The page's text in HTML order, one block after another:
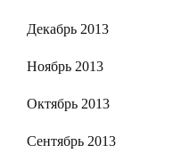
Декабрь 2013
Ноябрь 2013
Октябрь 2013
Сентябрь 2013